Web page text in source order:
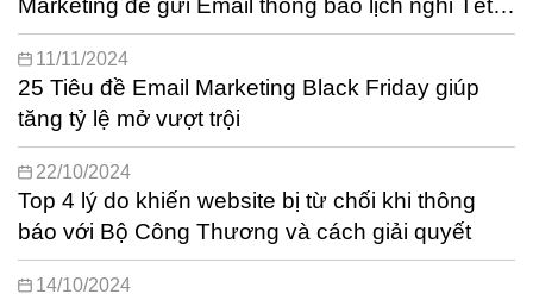
Marketing để gửi Email thông báo lịch nghỉ Tết &
chúc Tết khách hàng tự động
11/11/2024
25 Tiêu đề Email Marketing Black Friday giúp
tăng tỷ lệ mở vượt trội
22/10/2024
Top 4 lý do khiến website bị từ chối khi thông
báo với Bộ Công Thương và cách giải quyết
14/10/2024